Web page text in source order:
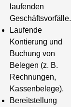
laufenden
Geschäftsvorfälle.
Laufende
Kontierung und
Buchung von
Belegen (z. B.
Rechnungen,
Kassenbelege).
Bereitstellung